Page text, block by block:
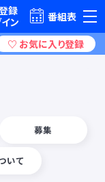
ワクティ』番組表
募集
いて